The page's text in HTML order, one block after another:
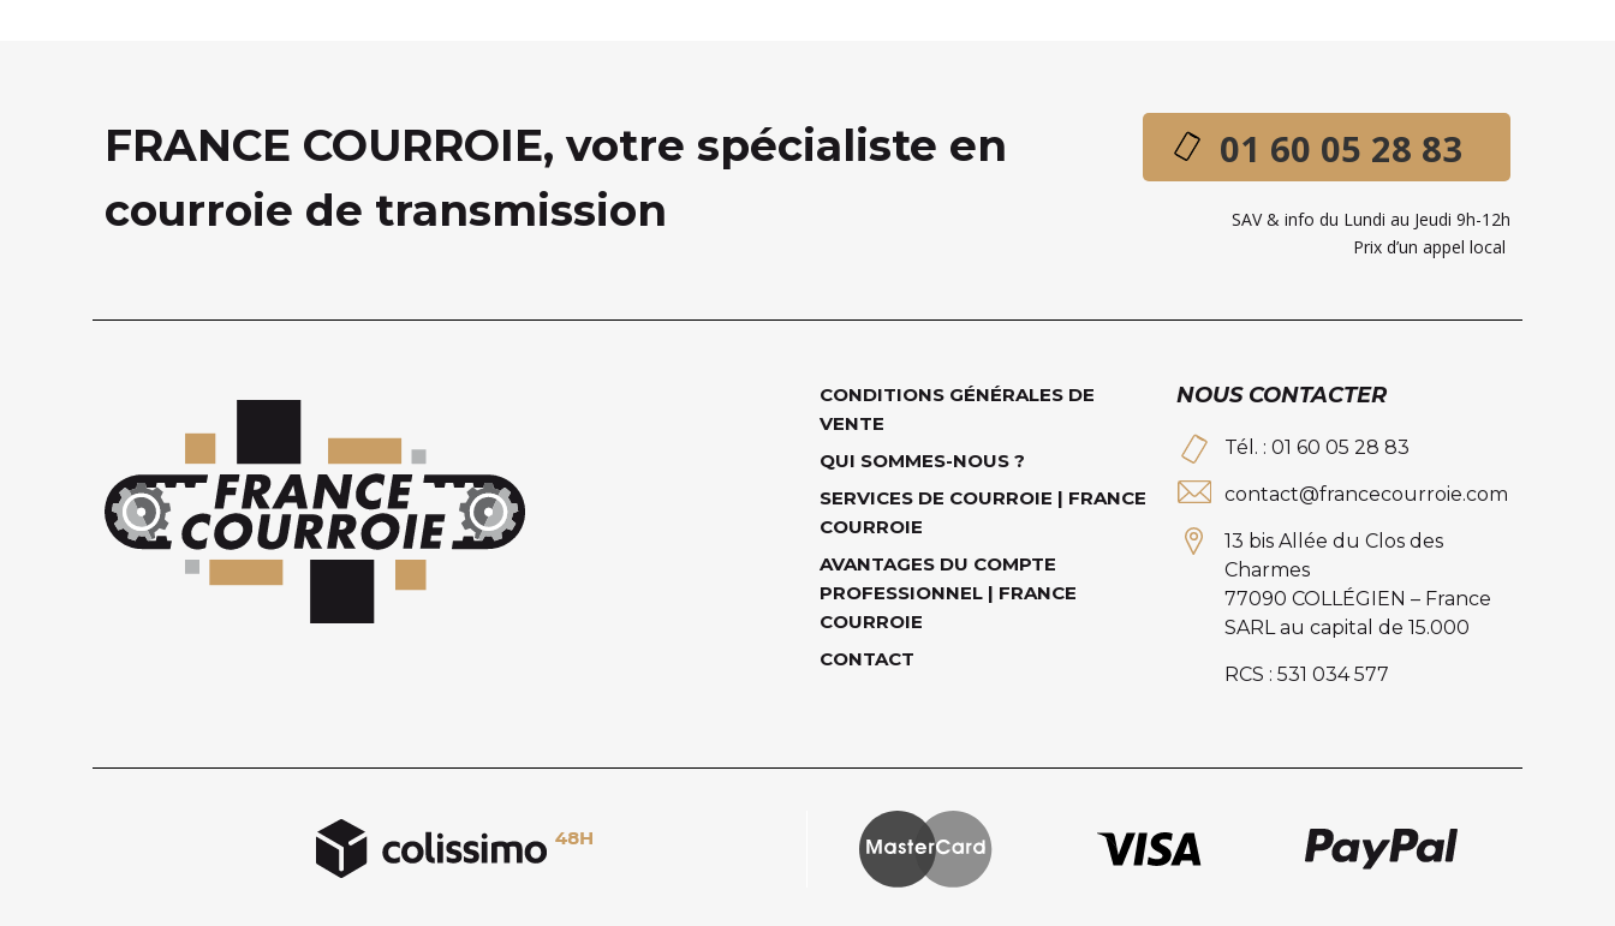
FRANCE COURROIE, votre spécialiste en
courroie de transmission
01 60 05 28 83
SAV & info du Lundi au Jeudi 9h-12h
Prix d’un appel local
CONDITIONS GÉNÉRALES DE
VENTE
QUI SOMMES-NOUS ?
SERVICES DE COURROIE | FRANCE
COURROIE
AVANTAGES DU COMPTE
PROFESSIONNEL | FRANCE
COURROIE
CONTACT
NOUS CONTACTER
Tél. : 01 60 05 28 83
contact@francecourroie.com
13 bis Allée du Clos des
Charmes
77090 COLLÉGIEN – France
SARL au capital de 15.000
RCS : 531 034 577